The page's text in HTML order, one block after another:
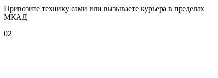
Привозите технику сами или вызываете курьера в пределах
МКАД
02